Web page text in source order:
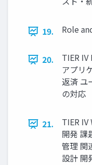
19. Role
20.
TIER
アプリ
返済 ユ
の対応
21.
TIER
開発 課
管理 関
設計 開